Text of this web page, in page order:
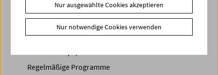
Spielplan
Regelmäßige Programme
Nur ausgewählte Cookies akzeptieren
Nur notwendige Cookies verwenden